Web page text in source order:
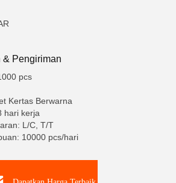
& Pengiriman
pcs
Kertas Berwarna
hari kerja
L/C, T/T
10000 pcs/hari